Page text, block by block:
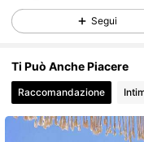
4.86 136K
Segui
Ti Può Anche Piacere
Raccomandazione